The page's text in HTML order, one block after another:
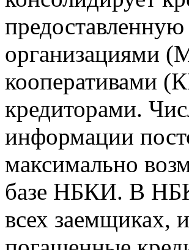
организациями
кооперативами
кредиторами.
информации
максимально
базе НБКИ. В
всех